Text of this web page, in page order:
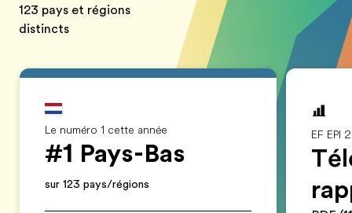
123 pays et régions
distincts
Le numéro 1 cette année
#1 Pays-Bas
sur 123 pays/régions
EF EPI